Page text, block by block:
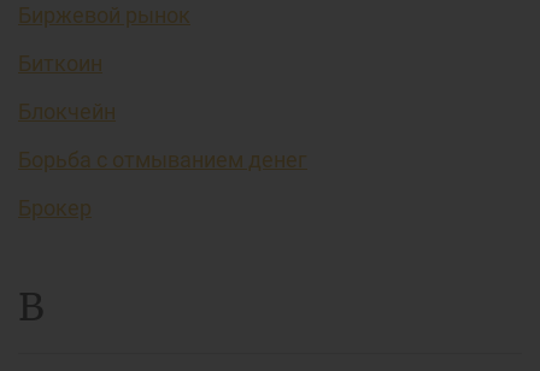
Биржевой рынок
Биткоин
Блокчейн
Борьба с отмыванием денег
Брокер
В